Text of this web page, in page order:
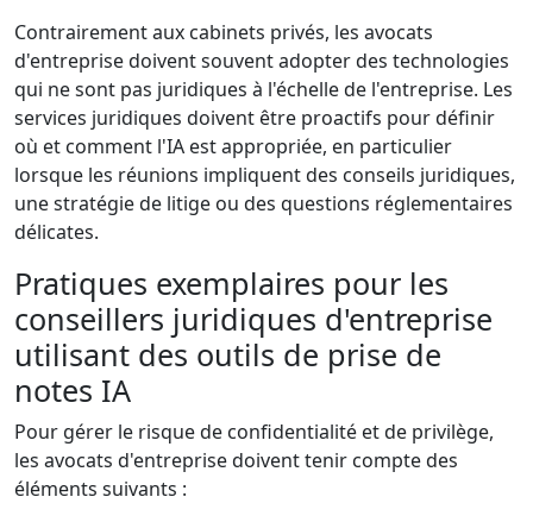
Contrairement aux cabinets privés, les avocats
d'entreprise doivent souvent adopter des technologies
qui ne sont pas juridiques à l'échelle de l'entreprise. Les
services juridiques doivent être proactifs pour définir
où et comment l'IA est appropriée, en particulier
lorsque les réunions impliquent des conseils juridiques,
une stratégie de litige ou des questions réglementaires
délicates.
Pratiques exemplaires pour les
conseillers juridiques d'entreprise
utilisant des outils de prise de
notes IA
Pour gérer le risque de confidentialité et de privilège,
les avocats d'entreprise doivent tenir compte des
éléments suivants :